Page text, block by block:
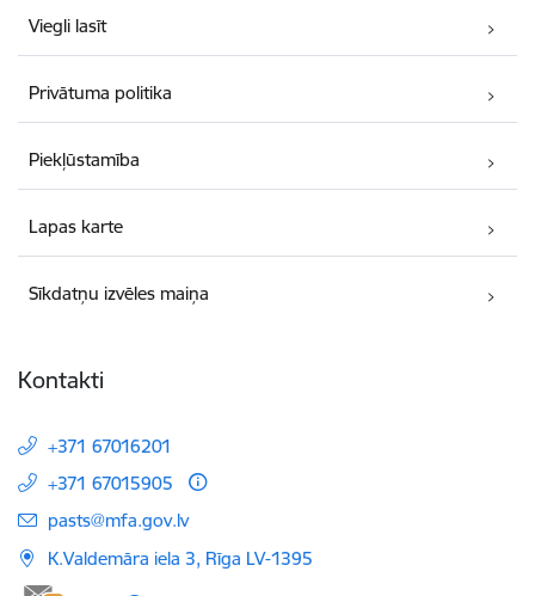
Viegli lasīt
Privātuma politika
Piekļūstamība
Lapas karte
Sīkdatņu izvēles maiņa
Kontakti
+371 67016201
+371 67015905
E-pasts:
pasts@mfa.gov.lv
K.Valdemāra iela 3, Rīga LV-1395